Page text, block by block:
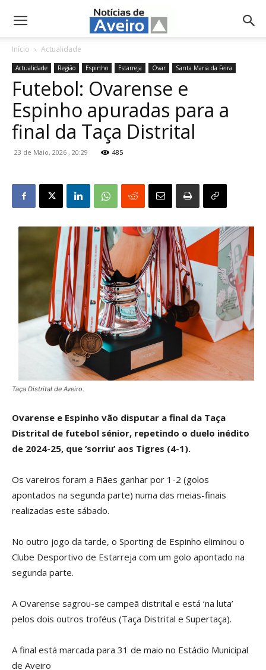
NotíciasdeAveiro.pt
Início Actualidade
Actualidade Região Espinho Estarreja Ovar Santa Maria da Feira
Futebol: Ovarense e
Espinho apuradas para a
final da Taça Distrital
23 de Maio, 2026 , 20:29 485
Taça Distrital de Aveiro.
Ovarense e Espinho vão disputar a final da Taça
Distrital de futebol sénior, repetindo o duelo inédito
de 2024-25, que ‘sorriu’ aos Tigres (4-1).
Os vareiros foram a Fiães ganhar por 1-2 (golos
apontados na segunda parte) numa das meias-finais
realizadas este sábado.
No outro jogo da tarde, o Sporting de Espinho eliminou o
Clube Desportivo de Estarreja com um golo apontado na
segunda parte.
A Ovarense sagrou-se campeã distrital e está ‘na luta’
pelos dois outros troféus (Taça Distrital e Supertaça).
A final está marcada para 31 de maio no Estádio Municipal
de Aveiro